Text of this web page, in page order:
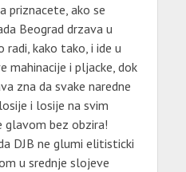
priznacete, ako se
Beograd drzava u
radi, kako tako, i ide u
mahinacije i pljacke, dok
zna da svake naredne
i losije na svim
bez obzira!
DJB ne glumi elitisticki
u srednje slojeve